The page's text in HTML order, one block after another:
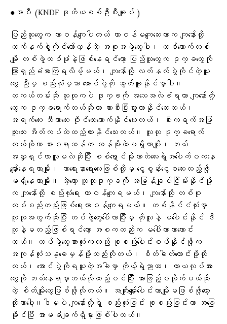
●မာဝီ (KNDF ဒုတိယစစ်ဦးစီးချုပ် )
ပြည်သူတွေက တာဝန်ကျေပါတယ် တာဝန်မကျေသေးတာက ကျနော်တို့
လက်နက်စွဲကိုင်တော်လှန်တဲ့ အစုအဖွဲ့တွေပါ၊ တစ်ယောက်တစ်
မျိုး တစ်ဖွဲ့တစ်ဖုံနဲ့ဖြစ်နေရင်တော့ ပြည်သူတွေက ဒုက္ခတွေကို
ကြာရှည်ခံစားကြရလိမ့်မယ်၊ ကျနော်တို့ လက်နက်စွဲကိုင်တဲ့သူ
တွေ ညီမှ စည်းလုံးမှသာ အောင်ပွဲကို ဆွတ်ခူးနိုင်မှာပါ။
တကယ်တမ်းဆို လူထုကပဲ ဒုက္ခကို အသေအလဲခံရတာ ကျနော်တို့
တွေက ဒုက္ခရောက်တယ်ဆိုတာ ကားစီးပြီးသွားလာနိုင်သေးတယ်၊
အရက်လေး ဘီယာလေး ဝိုင်လေးသောက်နိုင်သေးတယ်၊ စီးကရက်အဖြူ
ဘူးလေး အိတ်ကပ်ထဲထည့်ထားနိုင်သေးတယ်။ လူထု ဒုက္ခရောက်
တယ်ဆိုတာ စားစရာဆန်က ဆန်အိုးထဲမရှိတာမျိုး၊ ဘယ်
အလှူရှင်လာလှူမလဲဆိုပြီး စစ်ရှောင်မိုးကာတဲလေးရဲ့အပေါက်ဝကနေ
မျှော်နေရတာမျိုး၊ သာရေးနာရေးလေးဖြစ်လို့မှ ငွေစွန်းငွေစလေးထည့်ဖို့
မရှိနေတာမျိုး။ အဲ့တော့ လူထုဒုက္ခက်ို အမြန်ချုပ်ငြိမ်းနိုင်ဖို့
က ကျနော်တို့ စည်းလုံးရေး တာဝန်ကျေရမယ်၊ ကျနော်တို့ တစ်စု
တစ်စည်းတည်းဖြစ်ရေးတာဝန်ကျေရမယ်။ တစ်နိုင်ငံလုံးမှာ
လူထုအတွက်ဆိုပြီး တပ်ဖွဲ့တွေပေါ်လာပြီးမှ ဟိုလူနဲ့ မပေါင်းနိုင် ဒီ
လူနဲ့မတည့်ဖြစ်ရင်တော့ အစကတည်းက မပေါ်လာတာကောင်း
တယ်။ တပ်ဖွဲ့တွေအားလုံးကလည်း စုစည်းပေါင်းစပ်နိုင်ဖို့က
အကုန်လုံးသန္ဓေမှန်ဖို့လည်းလိုတယ်၊ စိတ်ဓါတ်ကောင်းဖို့လို
တယ်၊ အောင်ပွဲကိုရယူတဲ့အခါမှာ ကိုယ့်ရဲ့ညာဏ၊ ကာယလုပ်အား
တွေကို ဘယ်နေရာမှာဘယ်လိုထည့်ဝင်ပြီး အားဖြည့်ပလိုက်မယ်ဆို
တဲ့ စိတ်မျိုးတွေဖြစ်ဖို့လိုတယ်။ အကျိုးမျှော်ပေါင်းတာမျိုးမဖြစ်ဖို့တော့
လိုတာပေါ့။ဒါမှပဲ ကျနော်တို့ရဲ့ စည်းလုံးခြင်း စုစည်းခြင်းဟာ အခြေ
ခိုင်ပြီး အာမခံချက်ရှိမှာဖြစ်ပါတယ်။